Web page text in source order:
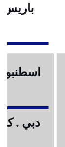
باريس
دبي .